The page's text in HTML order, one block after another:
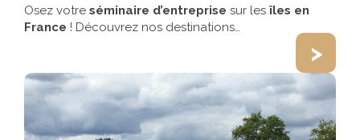
Osez votre séminaire d’entreprise sur les îles en
France ! Découvrez nos destinations…
>